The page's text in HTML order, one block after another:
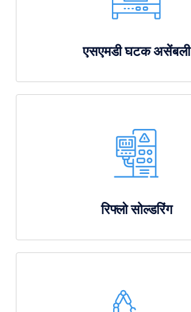
एसएमडी घटक असेंबली
रिफ्लो सोल्डरिंग